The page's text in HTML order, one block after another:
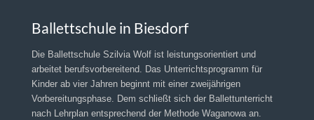
Ballettschule in Biesdorf
Die Ballettschule Szilvia Wolf ist leistungsorientiert und
arbeitet berufsvorbereitend. Das Unterrichtsprogramm für
Kinder ab vier Jahren beginnt mit einer zweijährigen
Vorbereitungsphase. Dem schließt sich der Ballettunterricht
nach Lehrplan entsprechend der Methode Waganowa an.